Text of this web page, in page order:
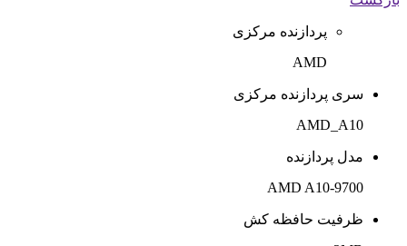
پردازنده مرکزی
AMD
سری پردازنده مرکزی
AMD_A10
مدل پردازنده
AMD A10-9700
ظرفیت حافظه کش